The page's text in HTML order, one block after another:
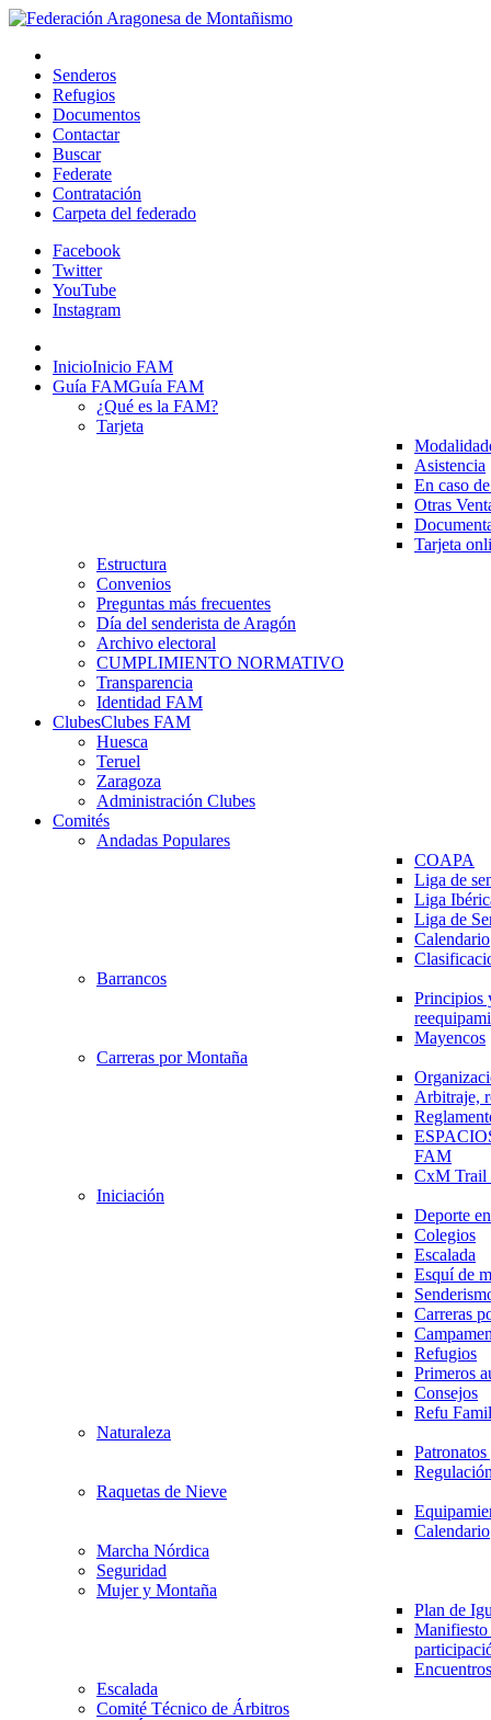
Senderos
Refugios
Documentos
Contactar
Buscar
Federate
Contratación
Carpeta del federado
Facebook
Twitter
YouTube
Instagram
InicioInicio FAM
Guía FAMGuía FAM
¿Qué es la FAM?
Tarjeta
Asistencia
En caso
Otras
Tarjeta
Estructura
Convenios
Preguntas más frecuentes
Día del senderista de Aragón
Archivo electoral
CUMPLIMIENTO NORMATIVO
Transparencia
Identidad FAM
ClubesClubes FAM
Huesca
Teruel
Zaragoza
Administración Clubes
Comités
Andadas Populares
COAPA
Liga de
Liga
Liga de
Calendario
Barrancos
Principios
Mayencos
Carreras por Montaña
Arbitraje,
FAM
CxM
Iniciación
Deporte
Colegios
Escalada
Esquí de
Carreras
Refugios
Primeros
Consejos
Refu
Naturaleza
Raquetas de Nieve
Calendario
Marcha Nórdica
Seguridad
Mujer y Montaña
Plan de
Escalada
Comité Técnico de Árbitros